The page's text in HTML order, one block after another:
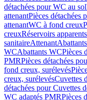
détachées pour WC au sol
attenantPièces détachées
attenantWC à fond creux
creuxRéservoirs
sanitaireAttenant
WCAbattants WCPièces
PMRPièces détachées
fond creux, surélevés
creux, surélevésCuvettes
détachées pour Cuvettes
WC adaptés PMRPièces